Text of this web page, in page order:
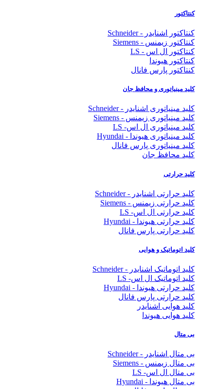
کنتاکتور
کنتاکتور اشنایدر - Schneider
کنتاکتور زیمنس - Siemens
کنتاکتور ال اس - LS
کنتاکتور هیوندا
کنتاکتور پارس فانال
کلید مینیاتوری و محافظ جان
کلید مینیاتوری اشنایدر - Schneider
کلید مینیاتوری زیمنس - Siemens
کلید مینیاتوری ال اس- LS
کلید مینیاتوری هیوندا - Hyundai
کلید مینیاتوری پارس فانال
کلید محافظ جان
کلید حرارتی
کلید حرارتی اشنایدر - Schneider
کلید حرارتی زیمنس - Siemens
کلید حرارتی ال اس- LS
کلید حرارتی هیوندا - Hyundai
کلید حرارتی پارس فانال
کلید اتوماتیک و هوایی
کلید اتوماتیک اشنایدر - Schneider
کلید اتوماتیک ال اس- LS
کلید حرارتی هیوندا - Hyundai
کلید حرارتی پارس فانال
کلید هوایی اشنایدر
کلید هوایی هیوندا
بی متال
بی متال اشنایدر - Schneider
بی متال زیمنس - Siemens
بی متال ال اس- LS
بی متال هیوندا - Hyundai